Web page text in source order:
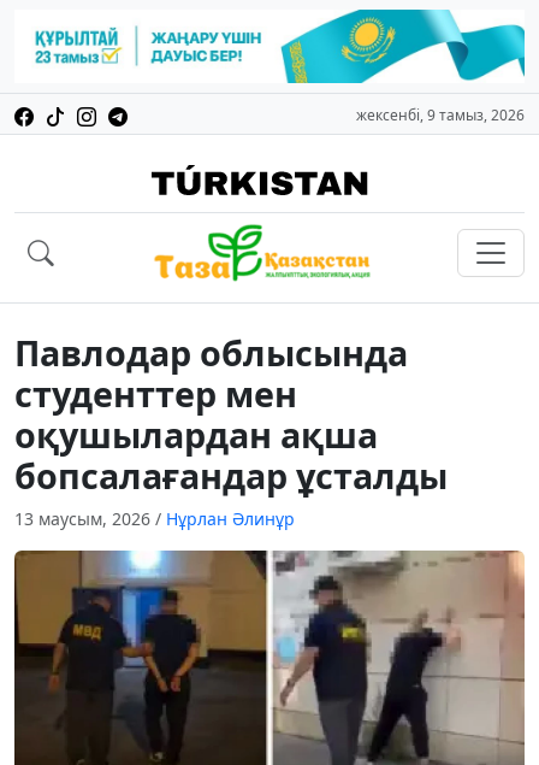
жексенбі, 9 тамыз, 2026
Павлодар облысында
студенттер мен
оқушылардан ақша
бопсалағандар ұсталды
13 маусым, 2026 / Нұрлан Әлинұр